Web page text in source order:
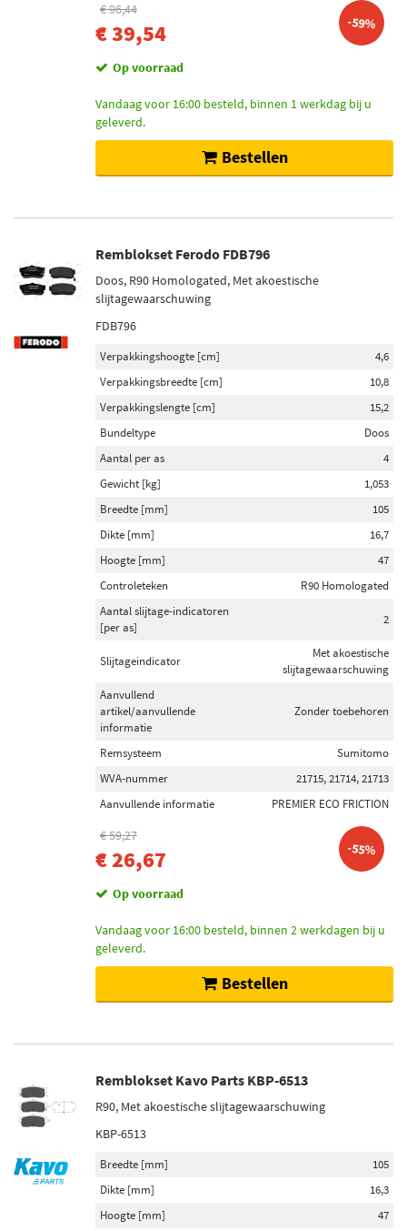
€ 96,44
€ 39,54 -59%
Op voorraad
Vandaag voor 16:00 besteld, binnen 1 werkdag bij u
geleverd.
Bestellen
Remblokset Ferodo FDB796
Doos, R90 Homologated, Met akoestische
slijtagewaarschuwing
FDB796
Verpakkingshoogte [cm]
4,6
Verpakkingsbreedte [cm]
10,8
Verpakkingslengte [cm]
15,2
Bundeltype
Doos
Aantal per as
4
Gewicht [kg]
1,053
Breedte [mm]
105
Dikte [mm]
16,7
Hoogte [mm]
47
Controleteken
R90 Homologated
Aantal slijtage-indicatoren
[per as]
2
Slijtageindicator
Met akoestische
slijtagewaarschuwing
Aanvullend
artikel/aanvullende
informatie
Zonder toebehoren
Remsysteem
Sumitomo
WVA-nummer
21715, 21714, 21713
Aanvullende informatie
PREMIER ECO FRICTION
€ 59,27
€ 26,67 -55%
Op voorraad
Vandaag voor 16:00 besteld, binnen 2 werkdagen bij u
geleverd.
Bestellen
Remblokset Kavo Parts KBP-6513
R90, Met akoestische slijtagewaarschuwing
KBP-6513
Breedte [mm]
105
Dikte [mm]
16,3
Hoogte [mm]
47